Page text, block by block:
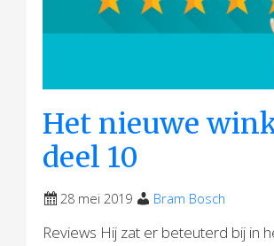
Het nieuwe
deel 10
28 mei 2019 Bram Bosch
Reviews Hij zat er beteuterd bij in